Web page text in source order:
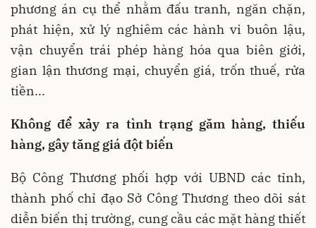
phương án cụ thể nhằm đấu tranh, ngăn chặn,
phát hiện, xử lý nghiêm các hành vi buôn lậu,
vận chuyển trái phép hàng hóa qua biên giới,
gian lận thương mại, chuyển giá, trốn thuế, rửa
tiền...
Không để xảy ra tình trạng găm hàng, thiếu
hàng, gây tăng giá đột biến
Bộ Công Thương phối hợp với UBND các tỉnh,
thành phố chỉ đạo Sở Công Thương theo dõi sát
diễn biến thị trường, cung cầu các mặt hàng thiết